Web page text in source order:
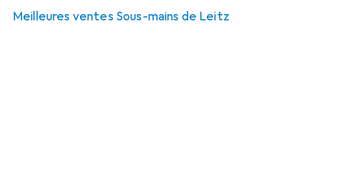
Meilleures ventes Sous-mains de Leitz